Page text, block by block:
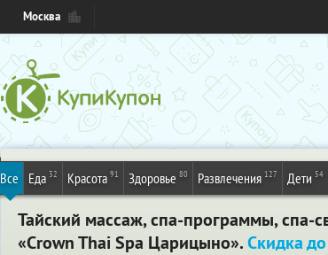
Москва
Все Еда 32 Красота 91 Здоровье 80 Развлечения 127 Дети 54
Тайский массаж, спа-программы, спа-
«Crown Thai Spa Царицыно».Скидка